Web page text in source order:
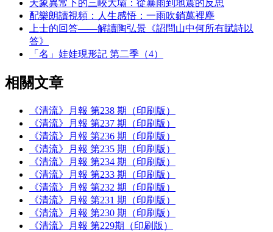
天象異常下的三峽大壩：從暴雨到地震的反思
配樂朗讀視頻：人生感悟：一雨吹銷萬裡塵
上士的回答——解讀陶弘景《詔問山中何所有賦詩以
答》
「名」娃娃現形記 第二季（4）
相關文章
《清流》月報 第238 期（印刷版）
《清流》月報 第237 期（印刷版）
《清流》月報 第236 期（印刷版）
《清流》月報 第235 期（印刷版）
《清流》月報 第234 期（印刷版）
《清流》月報 第233 期（印刷版）
《清流》月報 第232 期（印刷版）
《清流》月報 第231 期（印刷版）
《清流》月報 第230 期（印刷版）
《清流》月報 第229期（印刷版）